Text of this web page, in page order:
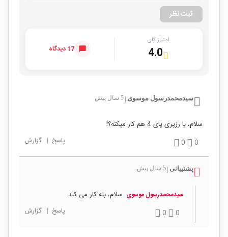
ثبت نظر
امتیاز کلی
4.0 17 دیدگاه
سیدمحمدرسول موسوی 5 سال پیش
سلام، با رزپری پای 4 هم کار میکنه؟!
0
0 پاسخ | گزارش
پشتیبانی 5 سال پیش
سیدمحمدرسول موسوی سلام، بله کار می کند
0
0 پاسخ | گزارش